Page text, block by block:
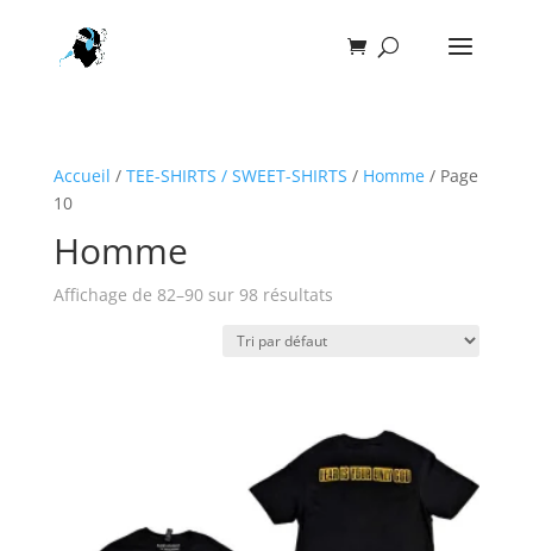
Accueil / TEE-SHIRTS / SWEET-SHIRTS / Homme/ Page
10
Homme
Affichage de 82–90 sur 98 résultats